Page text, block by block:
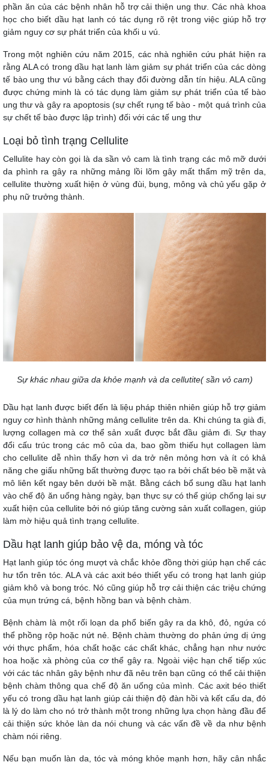
phần ăn của các bệnh nhân hỗ trợ cải thiện ung thư. Các nhà khoa
học cho biết dầu hạt lanh có tác dụng rõ rệt trong việc giúp hỗ trợ
giảm nguy cơ sự phát triển của khối u vú.
Trong một nghiên cứu năm 2015, các nhà nghiên cứu phát hiện ra
rằng ALA có trong dầu hạt lanh làm giảm sự phát triển của các dòng
tế bào ung thư vú bằng cách thay đổi đường dẫn tín hiệu. ALA cũng
được chứng minh là có tác dụng làm giảm sự phát triển của tế bào
ung thư và gây ra apoptosis (sự chết rụng tế bào - một quá trình của
sự chết tế bào được lập trình) đối với các tế ung thư
Loại bỏ tình trạng Cellulite
Cellulite hay còn gọi là da sần vỏ cam là tình trạng các mô mỡ dưới
da phình ra gây ra những mảng lồi lõm gây mất thẩm mỹ trên da,
cellulite thường xuất hiện ở vùng đùi, bụng, mông và chủ yếu gặp ở
phụ nữ trưởng thành.
Sự khác nhau giữa da khỏe mạnh và da cellutite( sần vỏ cam)
Dầu hạt lanh được biết đến là liệu pháp thiên nhiên giúp hỗ trợ giảm
nguy cơ hình thành những mảng cellulite trên da. Khi chúng ta già đi,
lượng collagen mà cơ thể sản xuất được bắt đầu giảm đi. Sự thay
đổi cấu trúc trong các mô của da, bao gồm thiếu hụt collagen làm
cho cellulite dễ nhìn thấy hơn vì da trở nên mỏng hơn và ít có khả
năng che giấu những bất thường được tạo ra bởi chất béo bề mặt và
mô liên kết ngay bên dưới bề mặt. Bằng cách bổ sung dầu hạt lanh
vào chế độ ăn uống hàng ngày, bạn thực sự có thể giúp chống lại sự
xuất hiện của cellulite bởi nó giúp tăng cường sản xuất collagen, giúp
làm mờ hiệu quả tình trạng cellulite.
Dầu hạt lanh giúp bảo vệ da, móng và tóc
Hạt lanh giúp tóc óng mượt và chắc khỏe đồng thời giúp hạn chế các
hư tổn trên tóc. ALA và các axit béo thiết yếu có trong hạt lanh giúp
giảm khô và bong tróc. Nó cũng giúp hỗ trợ cải thiện các triệu chứng
của mụn trứng cá, bệnh hồng ban và bệnh chàm.
Bệnh chàm là một rối loạn da phổ biến gây ra da khô, đỏ, ngứa có
thể phồng rộp hoặc nứt nẻ. Bệnh chàm thường do phản ứng dị ứng
với thực phẩm, hóa chất hoặc các chất khác, chẳng hạn như nước
hoa hoặc xà phòng của cơ thể gây ra. Ngoài việc hạn chế tiếp xúc
với các tác nhân gây bệnh như đã nêu trên bạn cũng có thể cải thiện
bệnh chàm thông qua chế độ ăn uống của mình. Các axit béo thiết
yếu có trong dầu hạt lanh giúp cải thiện độ đàn hồi và kết cấu da, đó
là lý do làm cho nó trở thành một trong những lựa chọn hàng đầu để
cải thiện sức khỏe làn da nói chung và các vấn đề về da như bệnh
chàm nói riêng.
Nếu bạn muốn làn da, tóc và móng khỏe mạnh hơn, hãy cân nhắc